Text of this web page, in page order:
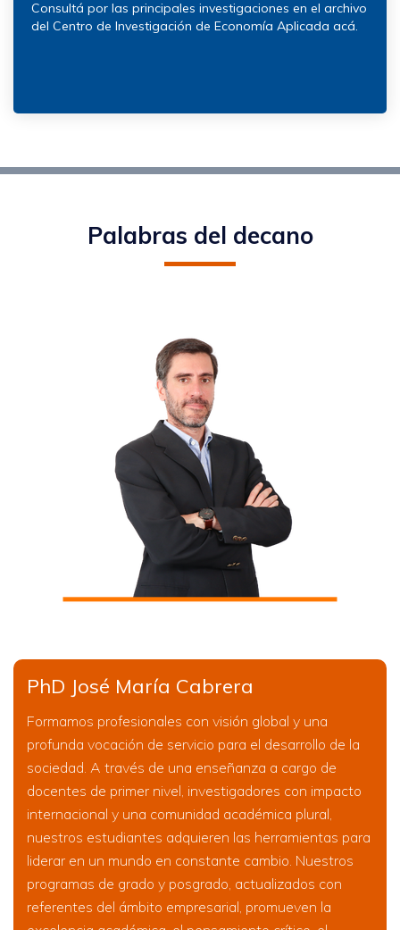
Consultá por las principales investigaciones en el archivo
del Centro de Investigación de Economía Aplicada acá.
Palabras del decano
PhD José María Cabrera
Formamos profesionales con visión global y una
profunda vocación de servicio para el desarrollo de la
sociedad. A través de una enseñanza a cargo de
docentes de primer nivel, investigadores con impacto
internacional y una comunidad académica plural,
nuestros estudiantes adquieren las herramientas para
liderar en un mundo en constante cambio. Nuestros
programas de grado y posgrado, actualizados con
referentes del ámbito empresarial, promueven la